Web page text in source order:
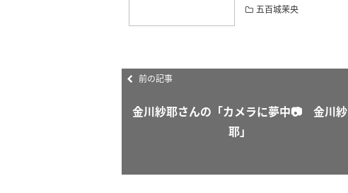
五百城茉央
前の記事
金川紗耶さんの「カメラに夢中📷 金川紗
耶」